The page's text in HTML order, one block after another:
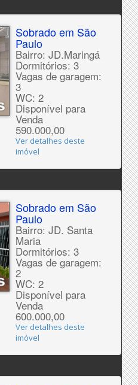
Sobrado em São
Paulo
Bairro: JD.Maringá
Dormitórios: 3
Vagas de garagem:
3
WC: 2
Disponível para
Venda
590.000,00
Ver detalhes deste
imóvel
Sobrado em São
Paulo
Bairro: JD. Santa
Maria
Dormitórios: 3
Vagas de garagem:
2
WC: 2
Disponível para
Venda
600.000,00
Ver detalhes deste
imóvel